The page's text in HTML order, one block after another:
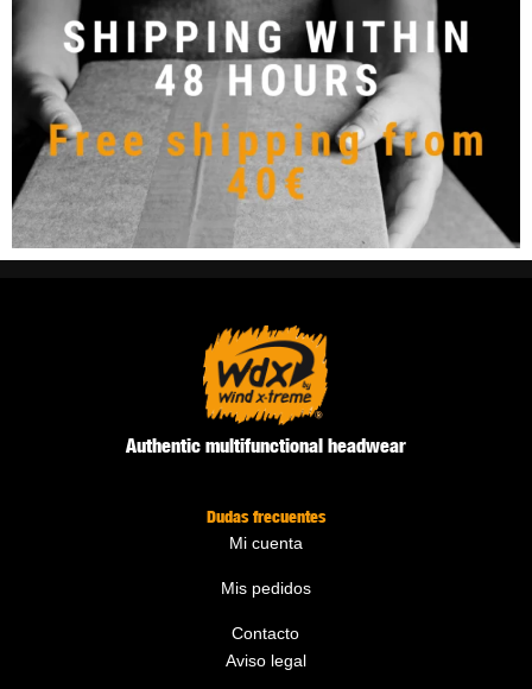
Authentic multifunctional headwear
Dudas frecuentes
Mi cuenta
Mis pedidos
Contacto
Aviso legal